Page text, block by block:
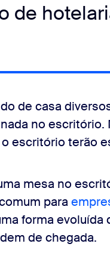
de
de casa
no
escritório terão
mesa no
para
forma evoluída
de chegada.